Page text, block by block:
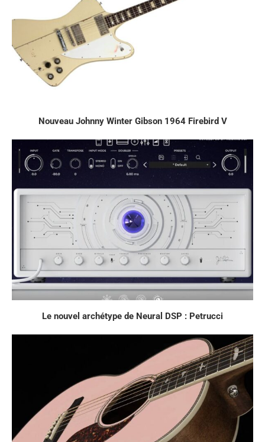
Nouveau Johnny Winter Gibson 1964 Firebird V
Le nouvel archétype de Neural DSP : Petrucci